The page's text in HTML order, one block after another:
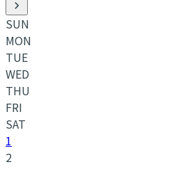
SUN
MON
TUE
WED
THU
FRI
SAT
1
2